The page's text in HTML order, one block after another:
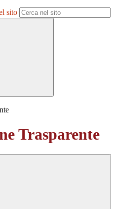
sito
Trasparente